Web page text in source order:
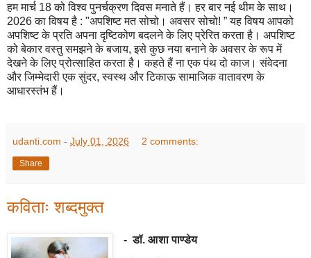
हम मार्च 18 को विश्व पुनर्चक्रण दिवस मनाते हैं। हर बार नई थीम के साथ।
2026 का विषय है : "अपशिष्ट मत सोचो। अवसर सोचो! ” यह विषय आपको
अपशिष्ट के प्रति अपना दृष्टिकोण बदलने के लिए प्रेरित करता है। अपशिष्ट
को बेकार वस्तु समझने के बजाय, इसे कुछ नया बनाने के अवसर के रूप में
देखने के लिए प्रोत्साहित करता है। कहते हैं ना एक पंथ दो काज। संवेदना
और जिम्मेदारी एक सुंदर, स्वस्थ और टिकाऊ सामाजिक वातावरण के
आधारस्तंभ हैं।
udanti.com - July 01, 2026 2 comments:
Share
कविताः शब्दमुक्त
- डॉ. आशा पाण्डेय